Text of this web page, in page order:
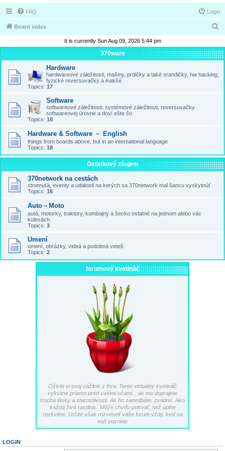
FAQ Login
Board index
a
r
It is currently Sun Aug 09, 2026 5:44 pm
370ware
Hardware
hardwareové záležitosti, mašiny, prdičky a také srandičky, hw hacking,
fyzické reversuvačky a inakšé
Topics: 17
Software
softwareové záležitosti, systémové záležitosti, reversuvačky
softwareovej úrovne a doví ešte čo
Topics: 18
Hardware & Software － English
things from boards above, but in an international language
Topics: 18
Ostatkový záujem
370network na cestách
stretnuťá, eventy a udalosti na kerých sa 370network mal šancu vyskytnúť
Topics: 16
Auto－Moto
autá, motorky, traktory, kombajny a šecko ostatné na jednom alebo vác
kolesách
Topics: 3
Umení
umení, obrázky, videá a podobná veteš
Topics: 2
forumový kvetináč
Oživte si svoj zážitok z fóra. Tento virtuálny kvetináč
vykvitne priamo pred vašimi očami... ak mu doprajete
trocha lásky a starostlivosti. Ak ho zanedbáte, zvädne. Ako
každá živá rastlina.. Môže chvíľu potrvať, než úplne
rozkvitne. Určite však rozveselí vaše forum vždy, keď sa
naň pozriete
LOGIN